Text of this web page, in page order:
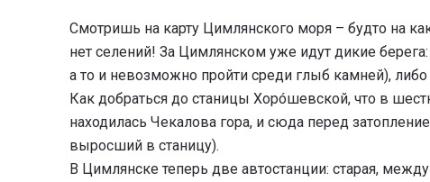
Смотришь на карту Цимлянского моря – будто на
нет селений! За Цимлянском уже идут дикие
а то и невозможно пройти среди глыб камней),
Как добраться до станицы Хорóшевской, что в
находилась Чекалова гора, и сюда перед
выросший в станицу).
В Цимлянске теперь две автостанции: старая,